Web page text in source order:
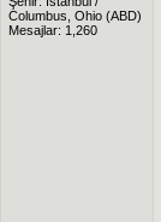
Columbus, Ohio (ABD)
Mesajlar: 1,260